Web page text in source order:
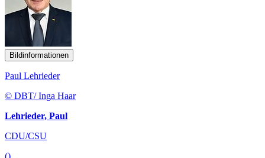
Bildinformationen
Paul Lehrieder
© DBT/ Inga Haar
Lehrieder, Paul
CDU/CSU
()